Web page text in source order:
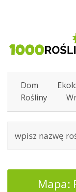
Dom
Rośliny
Mapa: